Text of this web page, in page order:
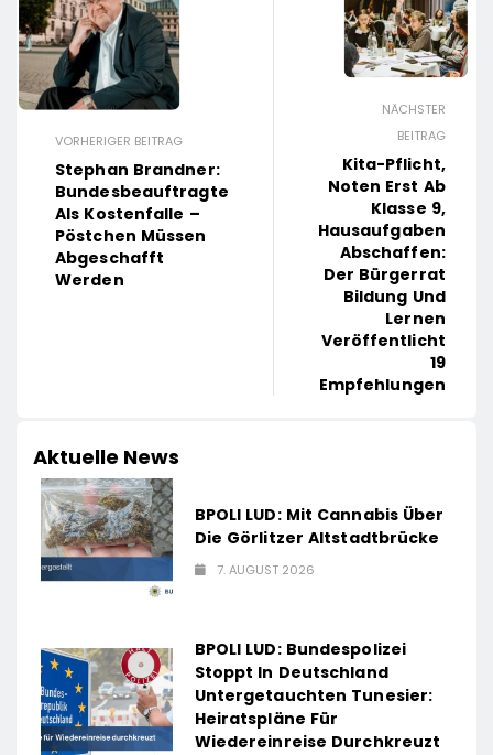
VORHERIGER BEITRAG
Stephan Brandner:
Bundesbeauftragte
Als Kostenfalle –
Pöstchen Müssen
Abgeschafft
Werden
NÄCHSTER
BEITRAG
Kita-Pflicht,
Noten Erst Ab
Klasse 9,
Hausaufgaben
Abschaffen:
Der Bürgerrat
Bildung Und
Lernen
Veröffentlicht
19
Empfehlungen
Aktuelle News
BPOLI LUD: Mit Cannabis Über
Die Görlitzer Altstadtbrücke
7. AUGUST 2026
BPOLI LUD: Bundespolizei
Stoppt In Deutschland
Untergetauchten Tunesier:
Heiratspläne Für
Wiedereinreise Durchkreuzt